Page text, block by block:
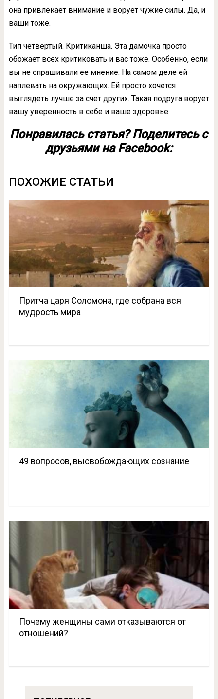
она привлекает внимание и ворует чужие силы. Да, и
ваши тоже.
Тип четвертый. Критиканша. Эта дамочка просто
обожает всех критиковать и вас тоже. Особенно, если
вы не спрашивали ее мнение. На самом деле ей
наплевать на окружающих. Ей просто хочется
выглядеть лучше за счет других. Такая подруга ворует
вашу уверенность в себе и ваше здоровье.
Понравилась статья? Поделитесь с
друзьями на Facebook:
ПОХОЖИЕ СТАТЬИ
Притча царя Соломона, где собрана вся
мудрость мира
49 вопросов, высвобождающих сознание
Почему женщины сами отказываются от
отношений?